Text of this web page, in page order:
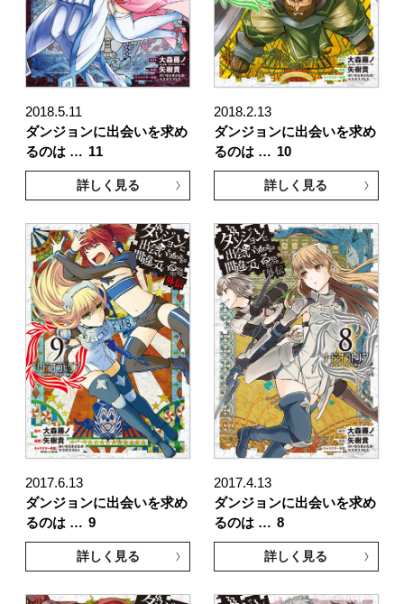
2018.5.11
ダンジョンに出会いを求め
るのは … 11
詳しく見る
2018.2.13
ダンジョンに出会いを求め
るのは … 10
詳しく見る
2017.6.13
ダンジョンに出会いを求め
るのは … 9
詳しく見る
2017.4.13
ダンジョンに出会いを求め
るのは … 8
詳しく見る